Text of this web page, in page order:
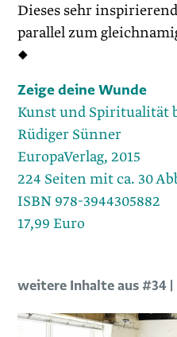
Dieses sehr
parallel zum
◆
Zeige deine Wunde
Kunst und Spiritualität
Rüdiger Sünner
EuropaVerlag, 2015
224 Seiten mit ca. 30
ISBN 978-3944305882
17,99 Euro
weitere Inhalte aus #34